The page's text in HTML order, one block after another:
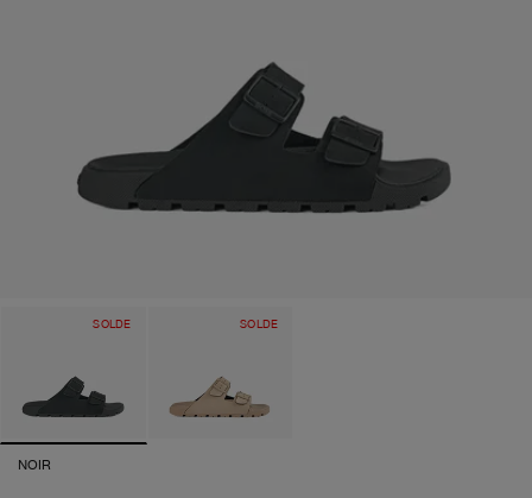
SOLDE SOLDE
NOIR